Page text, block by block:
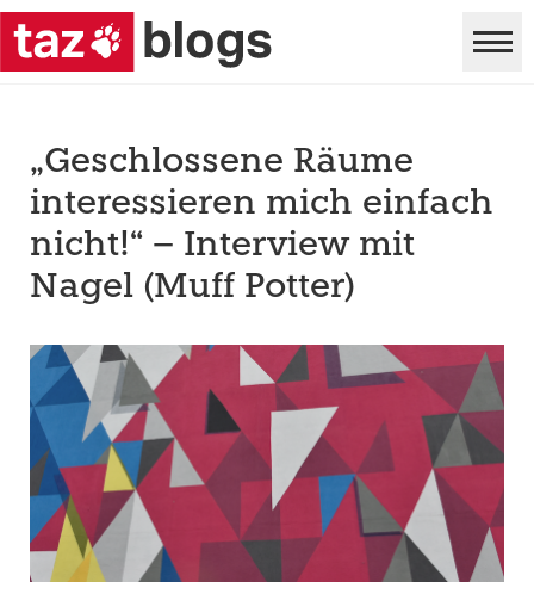
„Geschlossene Räume
interessieren mich einfach
nicht!“ – Interview mit
Nagel (Muff Potter)